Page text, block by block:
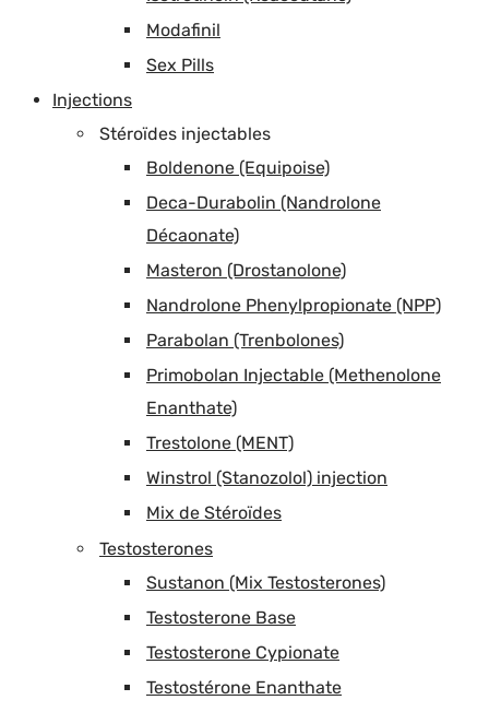
Modafinil
Sex Pills
Injections
Stéroïdes injectables
Boldenone (Equipoise)
Deca-Durabolin (Nandrolone
Décaonate)
Masteron (Drostanolone)
Nandrolone Phenylpropionate (NPP)
Parabolan (Trenbolones)
Primobolan Injectable (Methenolone
Enanthate)
Trestolone (MENT)
Winstrol (Stanozolol) injection
Mix de Stéroïdes
Testosterones
Sustanon (Mix Testosterones)
Testosterone Base
Testosterone Cypionate
Testostérone Enanthate